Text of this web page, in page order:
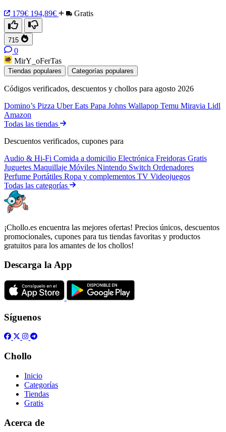
179€ 194,89€ Gratis
715
0
MirY_oFerTas
Tiendas populares Categorías populares
Códigos verificados, descuentos y chollos para agosto 2026
Domino’s Pizza Uber Eats Papa Johns Wallapop Temu Miravia Lidl
Amazon
Todas las tiendas
Descuentos verificados, cupones para
Audio & Hi-Fi Comida a domicilio Electrónica Freidoras Gratis
Juguetes Maquillaje Móviles Nintendo Switch Ordenadores
Perfume Portátiles Ropa y complementos TV Videojuegos
Todas las categorías
¡Chollo.es encuentra las mejores ofertas! Precios únicos, descuentos
promocionales, cupones para tus tiendas favoritas y productos
gratuitos para los amantes de los chollos!
Descarga la App
Síguenos
Chollo
Inicio
Categorías
Tiendas
Gratis
Acerca de